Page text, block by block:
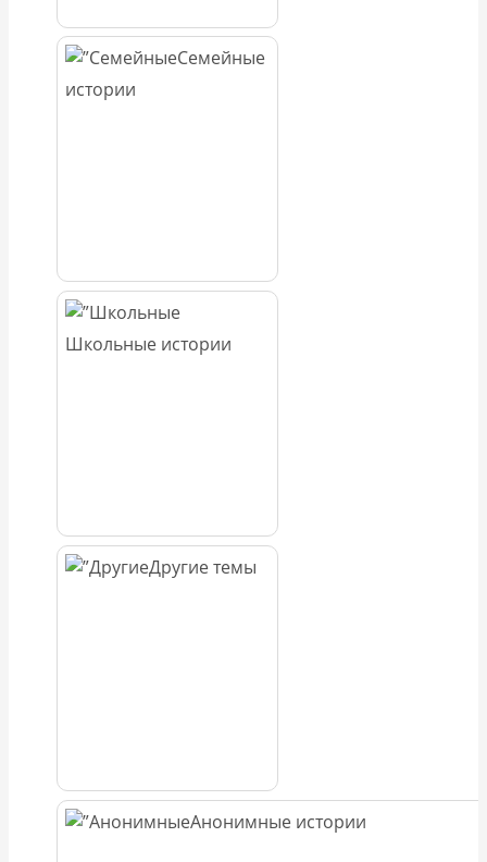
Семейные
истории
Школьные истории
Другие темы
Анонимные истории